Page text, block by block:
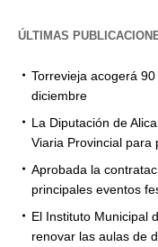
ÚLTIMAS
Torrevieja acogerá
diciembre
La Diputación de
Viaria Provincial para
Aprobada la
principales eventos
El Instituto Municipal
renovar las aulas de